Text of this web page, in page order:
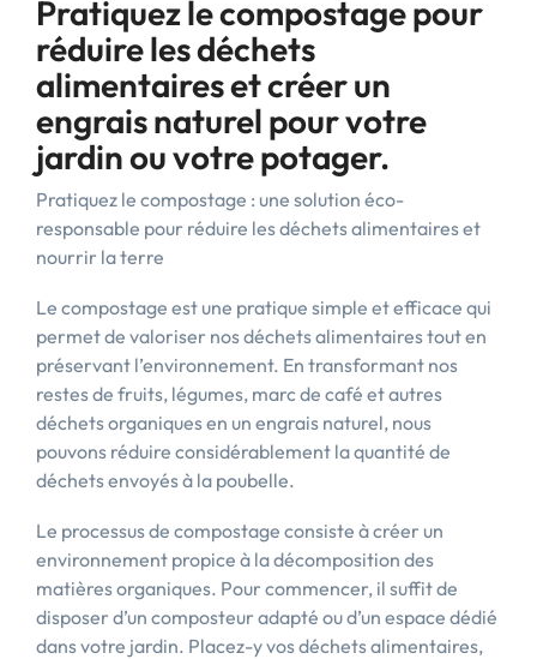
Pratiquez le compostage pour
réduire les déchets
alimentaires et créer un
engrais naturel pour votre
jardin ou votre potager.
Pratiquez le compostage : une solution éco-
responsable pour réduire les déchets alimentaires et
nourrir la terre
Le compostage est une pratique simple et efficace qui
permet de valoriser nos déchets alimentaires tout en
préservant l’environnement. En transformant nos
restes de fruits, légumes, marc de café et autres
déchets organiques en un engrais naturel, nous
pouvons réduire considérablement la quantité de
déchets envoyés à la poubelle.
Le processus de compostage consiste à créer un
environnement propice à la décomposition des
matières organiques. Pour commencer, il suffit de
disposer d’un composteur adapté ou d’un espace dédié
dans votre jardin. Placez-y vos déchets alimentaires,